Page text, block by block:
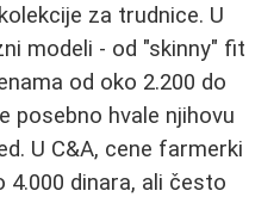
za trudnice. U
modeli - od "skinny" fit
od oko 2.200 do
posebno hvale njihovu
U C&A, cene farmerki
dinara, ali često